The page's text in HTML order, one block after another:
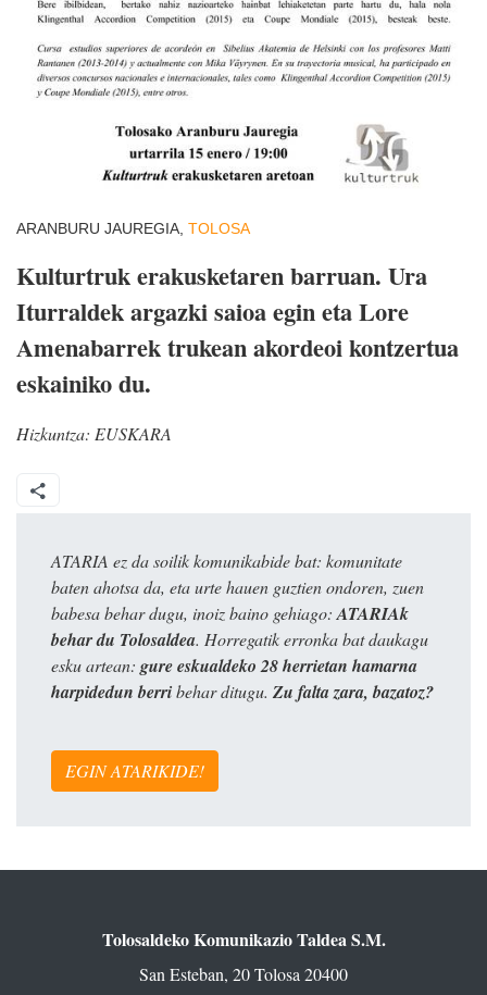
ARANBURU JAUREGIA, TOLOSA
Kulturtruk erakusketaren barruan. Ura
Iturraldek argazki saioa egin eta Lore
Amenabarrek trukean akordeoi kontzertua
eskainiko du.
Hizkuntza: EUSKARA
ATARIA ez da soilik komunikabide bat: komunitate
baten ahotsa da, eta urte hauen guztien ondoren, zuen
babesa behar dugu, inoiz baino gehiago: ATARIAk
behar du Tolosaldea. Horregatik erronka bat daukagu
esku artean: gure eskualdeko 28 herrietan hamarna
harpidedun berribehar ditugu. Zu falta zara, bazatoz?
EGIN ATARIKIDE!
Tolosaldeko Komunikazio Taldea S.M.
San Esteban, 20 Tolosa 20400